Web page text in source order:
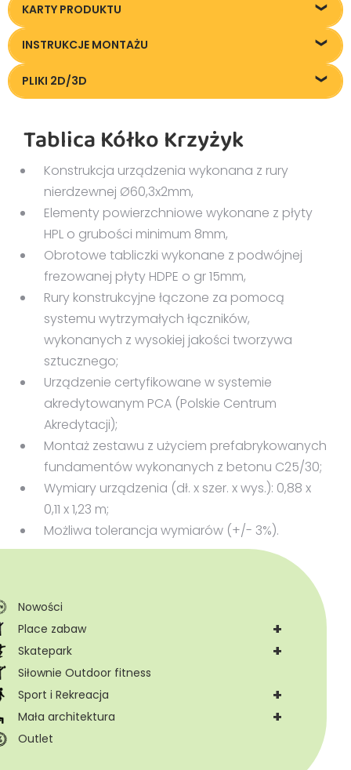
Nowości
+
Place zabaw
+
Skatepark
Siłownie Outdoor fitness
+
Sport i Rekreacja
+
Mała architektura
Outlet
KARTY PRODUKTU
77908_Tablica-kolko-krzyzyk_KT20220225
INSTRUKCJE MONTAŻU
77901-77915 Instrukcja montazu
PLIKI 2D/3D
Tablica Kółko Krzyżyk
Konstrukcja urządzenia wykonana z rury
nierdzewnej Ø60,3x2mm,
Elementy powierzchniowe wykonane z płyty
HPL o grubości minimum 8mm,
Obrotowe tabliczki wykonane z podwójnej
frezowanej płyty HDPE o gr 15mm,
Rury konstrukcyjne łączone za pomocą
systemu wytrzymałych łączników,
wykonanych z wysokiej jakości tworzywa
sztucznego;
Urządzenie certyfikowane w systemie
akredytowanym PCA (Polskie Centrum
Akredytacji);
Montaż zestawu z użyciem prefabrykowanych
fundamentów wykonanych z betonu C25/30;
Wymiary urządzenia (dł. x szer. x wys.): 0,88 x
0,11 x 1,23 m;
Możliwa tolerancja wymiarów (+/- 3%).